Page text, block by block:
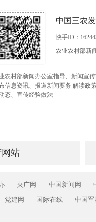
中国三农
快手ID：
农业农村部新
农村部新闻办公室指导、新闻宣
信息资讯、报道新闻要务 解读政
态、宣传经验做法
站
央广网 中国新闻网
党建网 国际在线 中国军